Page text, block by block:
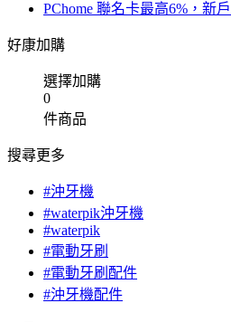
PChome 聯名卡最高6%，新
好康加購
選擇加購
0
件商品
搜尋更多
#沖牙機
#waterpik沖牙機
#waterpik
#電動牙刷
#電動牙刷配件
#沖牙機配件